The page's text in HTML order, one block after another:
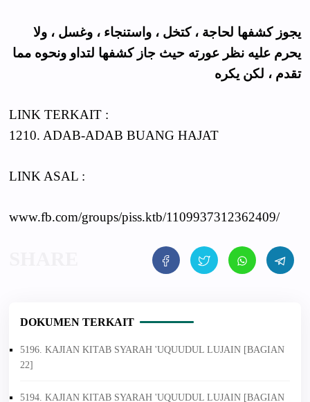
يجوز كشفها لحاجة ، كتخل ، واستنجاء ، وغسل ، ولا
يحرم عليه نظر عورته حيث جاز كشفها لتداو ونحوه مما
تقدم ، لكن يكره
LINK TERKAIT :
1210. ADAB-ADAB BUANG HAJAT
LINK ASAL :
www.fb.com/groups/piss.ktb/1109937312362409/
DOKUMEN TERKAIT
5196. KAJIAN KITAB SYARAH 'UQUUDUL LUJAIN [BAGIAN
22]
5194. KAJIAN KITAB SYARAH 'UQUUDUL LUJAIN [BAGIAN